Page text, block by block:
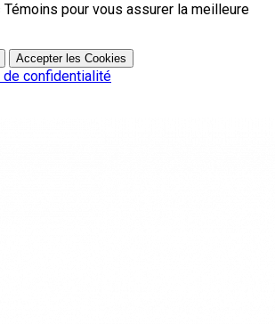
pour vous assurer la meilleure
Accepter les Cookies
confidentialité